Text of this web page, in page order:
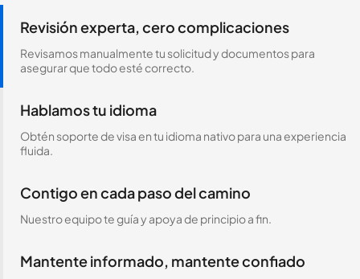
Revisión experta, cero complicaciones
Revisamos manualmente tu solicitud y documentos para
asegurar que todo esté correcto.
Hablamos tu idioma
Obtén soporte de visa en tu idioma nativo para una experiencia
fluida.
Contigo en cada paso del camino
Nuestro equipo te guía y apoya de principio a fin.
Mantente informado, mantente confiado